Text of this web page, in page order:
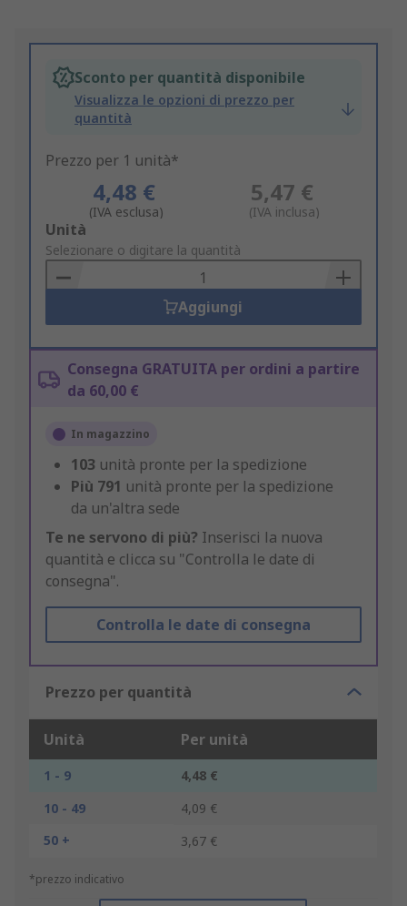
Sconto per quantità disponibile
Visualizza le opzioni di prezzo per
quantità
Prezzo per 1 unità*
4,48 €
(IVA esclusa)
5,47 €
(IVA inclusa)
Add
to
Basket
Unità
Selezionare o digitare la quantità
Aggiungi
Consegna GRATUITA per ordini a partire
da 60,00 €
In magazzino
103 unità pronte per la spedizione
Più 791 unità pronte per la spedizione
da un'altra sede
Te ne servono di più? Inserisci la nuova
quantità e clicca su "Controlla le date di
consegna".
Controlla le date di consegna
Prezzo per quantità
Unità Per unità
1 - 9
4,48 €
10 - 49
4,09 €
50 +
3,67 €
*prezzo indicativo